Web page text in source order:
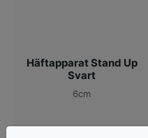
Häftapparat Stand Up
Svart
6cm